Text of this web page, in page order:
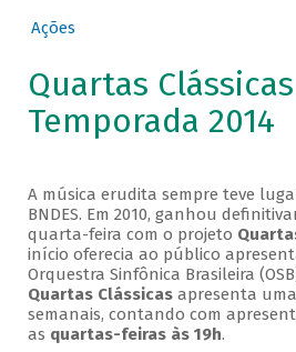
Ações
Quartas
Temporada 2014
A música erudita sempre teve
BNDES. Em 2010, ganhou
quarta-feira com o projeto
início oferecia ao público
Orquestra Sinfônica Brasileira
Quartas Clássicasapresenta
semanais, contando com
as quartas-feiras às 19h.